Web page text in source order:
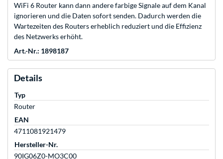
WiFi 6 Router kann dann andere farbige Signale auf dem Kanal
ignorieren und die Daten sofort senden. Dadurch werden die
Wartezeiten des Routers erheblich reduziert und die Effizienz
des Netzwerks erhöht.
Art.-Nr.: 1898187
Details
Typ
Router
EAN
4711081921479
Hersteller-Nr.
90IG06Z0-MO3C00